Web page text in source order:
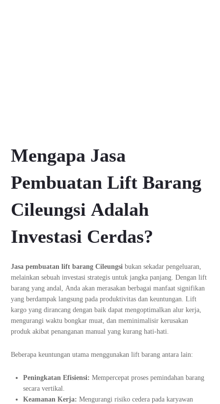
Mengapa Jasa
Pembuatan Lift Barang
Cileungsi Adalah
Investasi Cerdas?
Jasa pembuatan lift barang Cileungsibukan sekadar pengeluaran,
melainkan sebuah investasi strategis untuk jangka panjang. Dengan lift
barang yang andal, Anda akan merasakan berbagai manfaat signifikan
yang berdampak langsung pada produktivitas dan keuntungan. Lift
kargo yang dirancang dengan baik dapat mengoptimalkan alur kerja,
mengurangi waktu bongkar muat, dan meminimalisir kerusakan
produk akibat penanganan manual yang kurang hati-hati.
Beberapa keuntungan utama menggunakan lift barang antara lain:
Peningkatan Efisiensi: Mempercepat proses pemindahan barang
secara vertikal.
Keamanan Kerja: Mengurangi risiko cedera pada karyawan